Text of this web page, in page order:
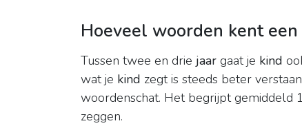
Hoeveel woorden kent
Tussen twee en drie jaar gaat je kind
wat je kind zegt is steeds beter
woordenschat. Het begrijpt gemiddeld
zeggen.